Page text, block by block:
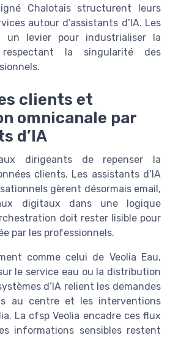
Chalotais structurent leurs
autour d’assistants d’IA. Les
un levier pour industrialiser la
la singularité des
clients et
omnicanale par
d’IA
dirigeants de repenser la
clients. Les assistants d’IA
gèrent désormais email,
digitaux dans une logique
doit rester lisible pour
par les professionnels.
comme celui de Veolia Eau,
le service eau ou la distribution
d’IA relient les demandes
au centre et les interventions
La cfsp Veolia encadre ces flux
informations sensibles restent